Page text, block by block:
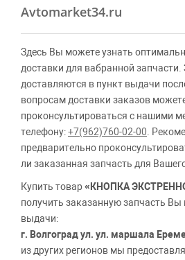
Avtomarket34.ru
Здесь Вы можете узнать
доставки для вабранной
доставляются в пункт выдачи
вопросам доставки заказов
проконсультироваться с нашими
телефону:+7(962)760-02-00 .
предварительно
ли заказанная запчасть для
Купить товар«КНОПКА
получить заказанную запчасть
выдачи:
г. Волгоград ул. ул. маршала
из других регионов мы